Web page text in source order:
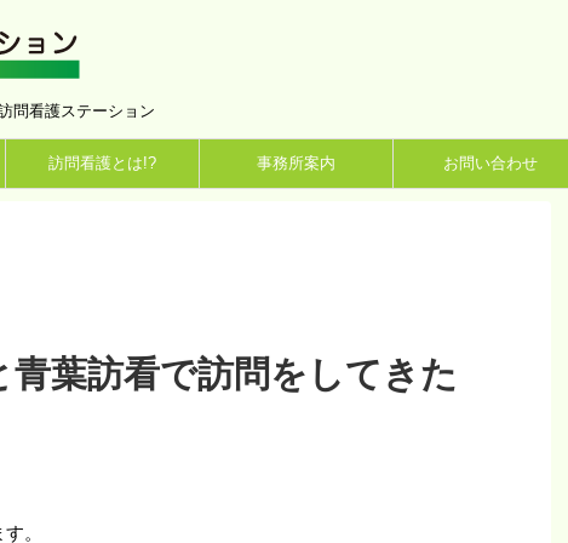
問看護ステーション
訪問看護とは!? 事務所案内 お問い合わせ
葉訪看で訪問をしてきた
。